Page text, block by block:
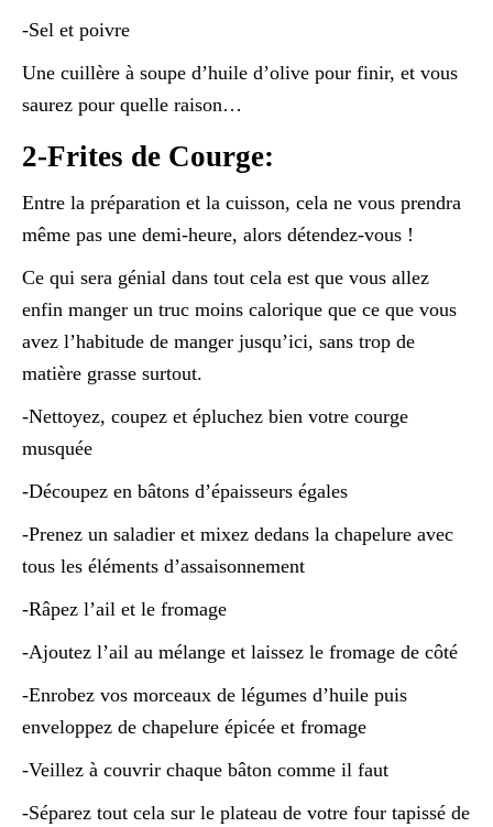
-Sel et poivre
Une cuillère à soupe d’huile d’olive pour finir, et vous
saurez pour quelle raison…
2-Frites de Courge:
Entre la préparation et la cuisson, cela ne vous prendra
même pas une demi-heure, alors détendez-vous !
Ce qui sera génial dans tout cela est que vous allez
enfin manger un truc moins calorique que ce que vous
avez l’habitude de manger jusqu’ici, sans trop de
matière grasse surtout.
-Nettoyez, coupez et épluchez bien votre courge
musquée
-Découpez en bâtons d’épaisseurs égales
-Prenez un saladier et mixez dedans la chapelure avec
tous les éléments d’assaisonnement
-Râpez l’ail et le fromage
-Ajoutez l’ail au mélange et laissez le fromage de côté
-Enrobez vos morceaux de légumes d’huile puis
enveloppez de chapelure épicée et fromage
-Veillez à couvrir chaque bâton comme il faut
-Séparez tout cela sur le plateau de votre four tapissé de